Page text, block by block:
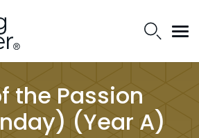
the Passion
(Year A)